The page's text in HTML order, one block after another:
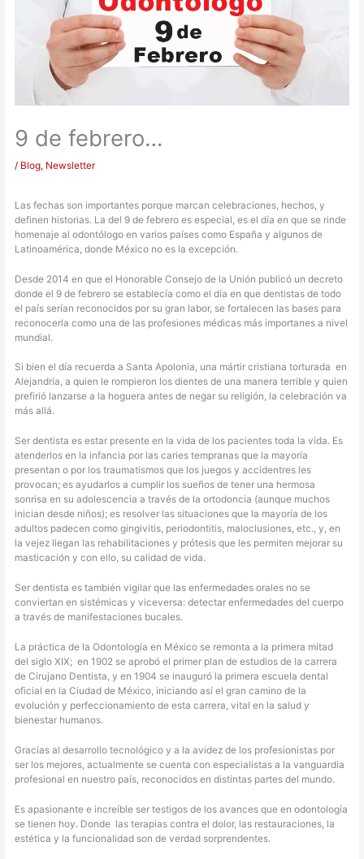
9 de febrero…
/ Blog, Newsletter
Las fechas son importantes porque marcan celebraciones, hechos, y
definen historias. La del 9 de febrero es especial, es el día en que se rinde
homenaje al odontólogo en varios países como España y algunos de
Latinoamérica, donde México no es la excepción.
Desde 2014 en que el Honorable Consejo de la Unión publicó un decreto
donde el 9 de febrero se establecía como el día en que dentistas de todo
el país serían reconocidos por su gran labor, se fortalecen las bases para
reconocerla como una de las profesiones médicas más importanes a nivel
mundial.
Si bien el día recuerda a Santa Apolonia, una mártir cristiana torturada en
Alejandría, a quien le rompieron los dientes de una manera terrible y quien
prefirió lanzarse a la hoguera antes de negar su religión, la celebración va
más allá.
Ser dentista es estar presente en la vida de los pacientes toda la vida. Es
atenderlos en la infancia por las caries tempranas que la mayoría
presentan o por los traumatismos que los juegos y accidentres les
provocan; es ayudarlos a cumplir los sueños de tener una hermosa
sonrisa en su adolescencia a través de la ortodoncia (aunque muchos
inician desde niños); es resolver las situaciones que la mayoría de los
adultos padecen como gingivitis, periodontitis, maloclusiones, etc., y, en
la vejez llegan las rehabilitaciones y prótesis que les permiten mejorar su
masticación y con ello, su calidad de vida.
Ser dentista es también vigilar que las enfermedades orales no se
conviertan en sistémicas y viceversa: detectar enfermedades del cuerpo
a través de manifestaciones bucales.
La práctica de la Odontología en México se remonta a la primera mitad
del siglo XIX; en 1902 se aprobó el primer plan de estudios de la carrera
de Cirujano Dentista, y en 1904 se inauguró la primera escuela dental
oficial en la Ciudad de México, iniciando así el gran camino de la
evolución y perfeccionamiento de esta carrera, vital en la salud y
bienestar humanos.
Gracias al desarrollo tecnológico y a la avidez de los profesionistas por
ser los mejores, actualmente se cuenta con especialistas a la vanguardia
profesional en nuestro país, reconocidos en distintas partes del mundo.
Es apasionante e increíble ser testigos de los avances que en odontología
se tienen hoy. Donde las terapias contra el dolor, las restauraciones, la
estética y la funcionalidad son de verdad sorprendentes.